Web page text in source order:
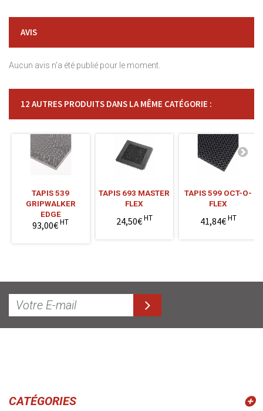
AVIS
Aucun avis n'a été publié pour le moment.
12 AUTRES PRODUITS DANS LA MÊME CATÉGORIE :
TAPIS 539
GRIPWALKER
EDGE
93,00€HT
TAPIS 693 MASTER
FLEX
24,50€HT
TAPIS 599 OCT-O-
FLEX
41,84€HT
CATÉGORIES